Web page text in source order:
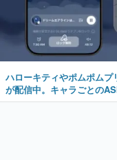
ハローキティやポムポムプ
が配信中。キャラごとの